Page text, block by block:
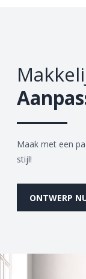
Maak met een
stijl!
ONTWERP